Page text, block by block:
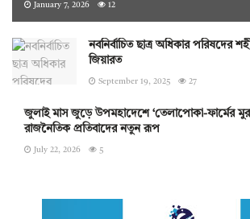
January 7, 2026 12
নবনির্বাচিত ছাত্র অধিকার পরিষদের
জিয়ারত
September 19, 2025 27
জুলাই মাস জুড়ে উপমহাদেশে ‘তেলাপোকা-ফার্মের
রাজনৈতিক প্রতিবাদের নতুন রূপ
July 22, 2026 5